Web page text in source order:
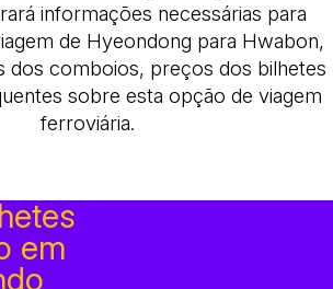
informações necessárias para
de Hyeondong para Hwabon,
dos comboios, preços dos bilhetes
sobre esta opção de viagem
ferroviária.
em